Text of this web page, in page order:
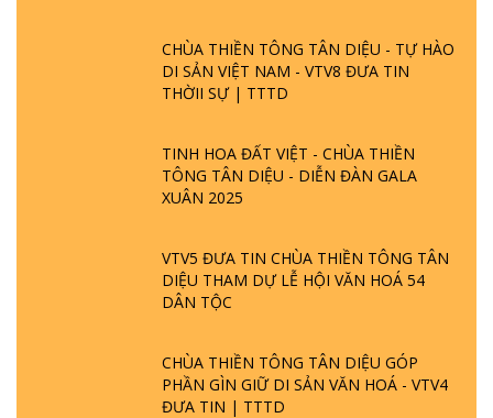
CHÙA THIỀN TÔNG TÂN DIỆU - TỰ HÀO
DI SẢN VIỆT NAM - VTV8 ĐƯA TIN
THỜII SỰ | TTTD
TINH HOA ĐẤT VIỆT - CHÙA THIỀN
TÔNG TÂN DIỆU - DIỄN ĐÀN GALA
XUÂN 2025
VTV5 ĐƯA TIN CHÙA THIỀN TÔNG TÂN
DIỆU THAM DỰ LỄ HỘI VĂN HOÁ 54
DÂN TỘC
CHÙA THIỀN TÔNG TÂN DIỆU GÓP
PHẦN GÌN GIỮ DI SẢN VĂN HOÁ - VTV4
ĐƯA TIN | TTTD